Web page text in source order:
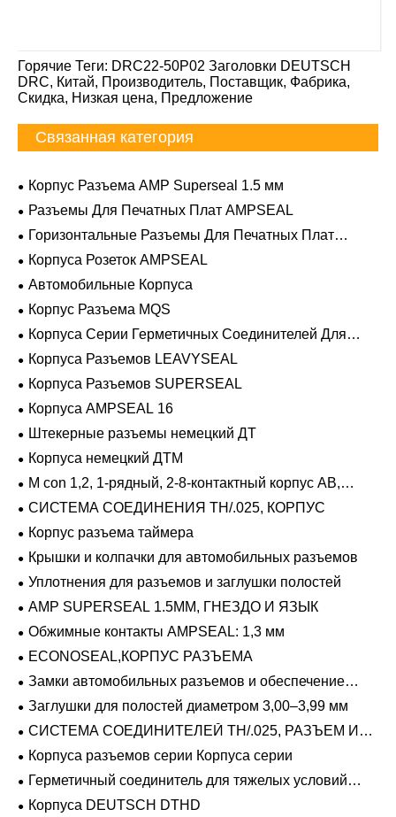
Горячие Теги: DRC22-50P02 Заголовки DEUTSCH
DRC, Китай, Производитель, Поставщик, Фабрика,
Скидка, Низкая цена, Предложение
Связанная категория
Корпус Разъема AMP Superseal 1.5 мм
Разъемы Для Печатных Плат AMPSEAL
Горизонтальные Разъемы Для Печатных Плат
AMPSEAL
Корпуса Розеток AMPSEAL
Автомобильные Корпуса
Корпус Разъема MQS
Корпуса Серии Герметичных Соединителей Для
Тяжелых Условий Эксплуатации
Корпуса Разъемов LEAVYSEAL
Корпуса Разъемов SUPERSEAL
Корпуса AMPSEAL 16
Штекерные разъемы немецкий ДТ
Корпуса немецкий ДТМ
M con 1,2, 1-рядный, 2-8-контактный корпус AB,
герметичный
СИСТЕМА СОЕДИНЕНИЯ TH/.025, КОРПУС
Корпус разъема таймера
Крышки и колпачки для автомобильных разъемов
Уплотнения для разъемов и заглушки полостей
AMP SUPERSEAL 1.5MM, ГНЕЗДО И ЯЗЫК
Обжимные контакты AMPSEAL: 1,3 мм
ECONOSEAL,КОРПУС РАЗЪЕМА
Замки автомобильных разъемов и обеспечение
положения
Заглушки для полостей диаметром 3,00–3,99 мм
СИСТЕМА СОЕДИНИТЕЛЕЙ TH/.025, РАЗЪЕМ И
ВКЛАДЫШ
Корпуса разъемов серии Корпуса серии
Герметичный соединитель для тяжелых условий
эксплуатации Фиксирующие направляющие серии
Корпуса DEUTSCH DTHD